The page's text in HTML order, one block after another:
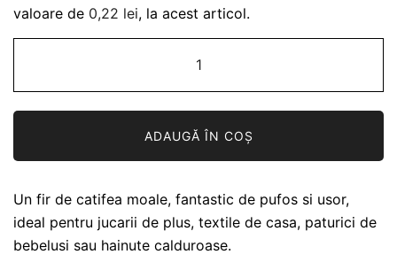
valoare de 0,22 lei, la acest articol.
Catifea
Wolans
Baby
34
ADAUGĂ ÎN COȘ
Un fir de catifea moale, fantastic de pufos si usor,
ideal pentru jucarii de plus, textile de casa, paturici de
bebelusi sau hainute calduroase.